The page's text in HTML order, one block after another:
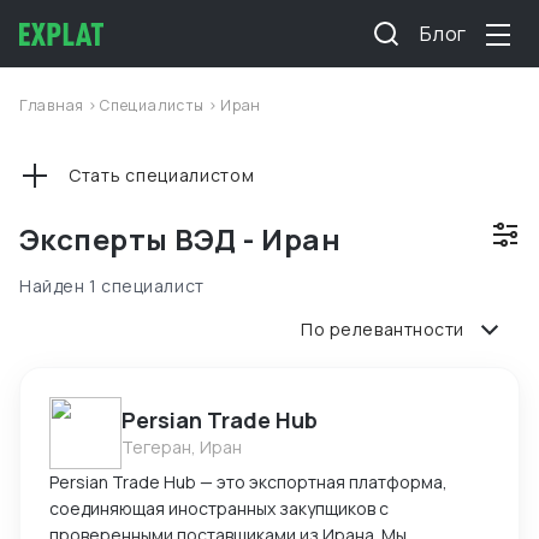
Блог
Главная >Специалисты > Иран
Эксперты ВЭД - Иран
Стать специалистом
Найден 1 специалист
По релевантности
Persian Trade Hub
Тегеран, Иран
Persian Trade Hub — это экспортная платформа,
соединяющая иностранных закупщиков с